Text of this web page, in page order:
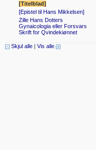
[Titelblad]
[Epistel til Hans Mikkelsen]
Zille Hans Dotters
Gynaicologia eller Forsvars
Skrift for Qvindekiønnet
Skjul alle | Vis alle